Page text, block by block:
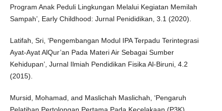
Program Anak Peduli Lingkungan Melalui Kegiatan Memilah
Sampah’, Early Childhood: Jurnal Penididikan, 3.1 (2020).
Latifah, Sri, ‘Pengembangan Modul IPA Terpadu Terintegrasi
Ayat-Ayat AlQur’an Pada Materi Air Sebagai Sumber
Kehidupan’, Jurnal Ilmiah Pendidikan Fisika Al-Biruni, 4.2
(2015).
Mursid, Mohamad, and Maslichah Maslichah, ‘Pengaruh